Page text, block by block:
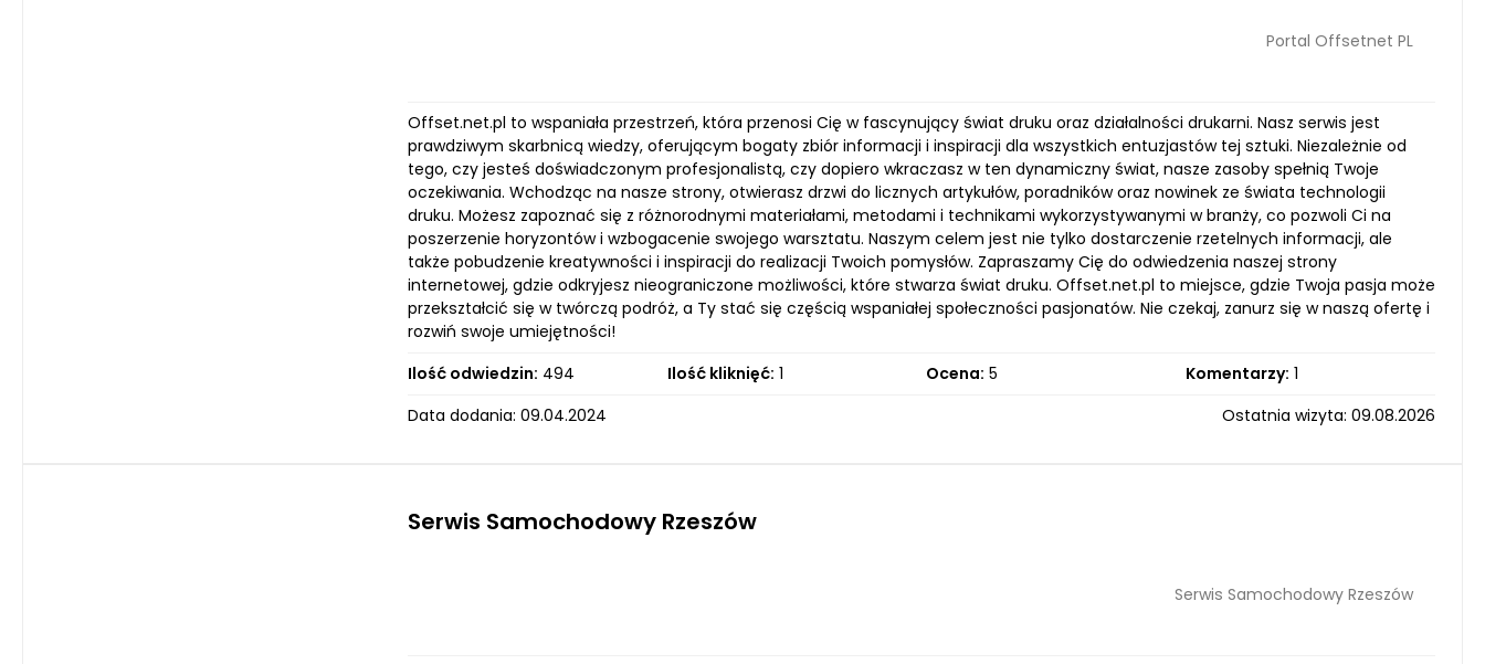
Portal Offsetnet PL
Offset.net.pl to wspaniała przestrzeń, która przenosi Cię w fascynujący świat druku oraz działalności drukarni. Nasz serwis jest
prawdziwym skarbnicą wiedzy, oferującym bogaty zbiór informacji i inspiracji dla wszystkich entuzjastów tej sztuki. Niezależnie od
tego, czy jesteś doświadczonym profesjonalistą, czy dopiero wkraczasz w ten dynamiczny świat, nasze zasoby spełnią Twoje
oczekiwania. Wchodząc na nasze strony, otwierasz drzwi do licznych artykułów, poradników oraz nowinek ze świata technologii
druku. Możesz zapoznać się z różnorodnymi materiałami, metodami i technikami wykorzystywanymi w branży, co pozwoli Ci na
poszerzenie horyzontów i wzbogacenie swojego warsztatu. Naszym celem jest nie tylko dostarczenie rzetelnych informacji, ale
także pobudzenie kreatywności i inspiracji do realizacji Twoich pomysłów. Zapraszamy Cię do odwiedzenia naszej strony
internetowej, gdzie odkryjesz nieograniczone możliwości, które stwarza świat druku. Offset.net.pl to miejsce, gdzie Twoja pasja może
przekształcić się w twórczą podróż, a Ty stać się częścią wspaniałej społeczności pasjonatów. Nie czekaj, zanurz się w naszą ofertę i
rozwiń swoje umiejętności!
Ilość odwiedzin: 494 Ilość kliknięć: 1 Ocena: 5 Komentarzy: 1
Data dodania: 09.04.2024
Ostatnia wizyta: 09.08.2026
Serwis Samochodowy Rzeszów
Serwis Samochodowy Rzeszów